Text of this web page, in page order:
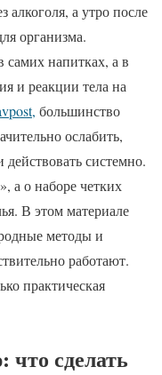
алкоголя, а утро после
организма.
самих напитках, а в
и реакции тела на
большинство
ослабить,
системно.
а о наборе четких
В этом материале
методы и
работают.
практическая
что сделать